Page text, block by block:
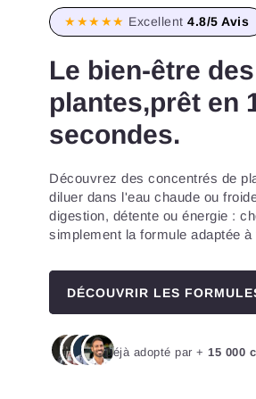
★★★★★ Excellent 4.8/5 Avis
Le bien-être des
plantes,prêt en
secondes.
Découvrez des concentrés de
diluer dans l'eau chaude ou
digestion, détente ou énergie :
simplement la formule adaptée à
DÉCOUVRIR LES
Déjà adopté par + 15 000